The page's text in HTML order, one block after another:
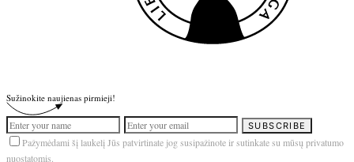
Sužinokite naujienas pirmieji!
SUBSCRIBE
Pažymėdami šį laukelį Jūs patvirtinate jog susipažinote ir sutinkate su mūsų privatumo
nuostatomis.